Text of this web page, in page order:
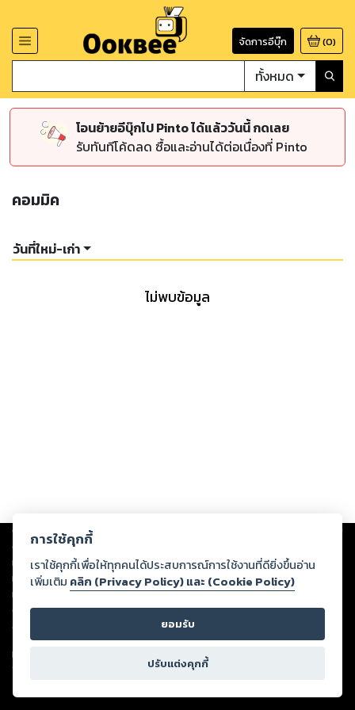
จัดการอีบุ๊ก (0)
ทั้งหมด
โอนย้ายอีบุ๊กไป Pinto ได้แล้ววันนี้ กดเลย
รับทันทีโค้ดลด ซื้อและอ่านได้ต่อเนื่องที่ Pinto
คอมมิค
วันที่ใหม่-เก่า
ไม่พบข้อมูล
Copyright © 2026
ต่อผลงานหรือเนื้อหาใดที่อัปโหลดผ่านเว็บไซต์และปรากฏว่าละเมิดสิทธิใน
ทรัพย์สินทางปัญญาของบุคคลอื่นหรือขัดต่อกฎหมายและศีลธรรม ดังนั้น ผู้อ่าน
ทุกท่านโปรดใช้วิจารณญาณในการกลั่นกรองด้วยตนเอง และหากท่านพบว่าส่วน
หนึ่งส่วนใดขัดต่อกฎหมายและศีลธรรม กรุณาแจ้งมายังบริษัท เพื่อทีมงานจะได้
ดำเนินการในทันที ทั้งนี้ ทางสตอรี่ล็อกขอสงวนลิขสิทธิ์ตามพระราชบัญญัติ
ลิขสิทธิ์ พ.ศ. 2537 (ฉบับล่าสุด)
For support: member@ookbee.com
Version
การใช้คุกกี้
เราใช้คุกกี้เพื่อให้ทุกคนได้ประสบการณ์การใช้งานที่ดียิ่งขึ้นอ่าน
เพิ่มเติม คลิก (Privacy Policy) และ (Cookie Policy)
ยอมรับ
ปรับแต่งคุกกี้